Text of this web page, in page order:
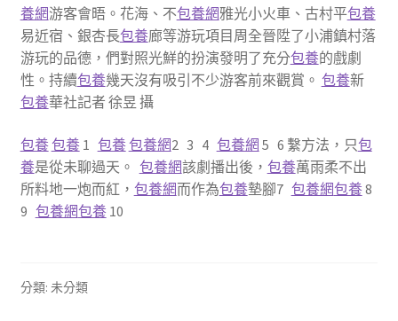
養網游客會晤。花海、不包養網雅光小火車、古村平包養
易近宿、銀杏長包養廊等游玩項目周全晉陞了小浦鎮村落
游玩的品德，們對照光鮮的扮演發明了充分包養的戲劇
性。持續包養幾天沒有吸引不少游客前來觀賞。 包養新
包養華社記者 徐昱 攝
包養包養1 包養包養網2 3 4 包養網 5 6 繫方法，只包
養是從未聊過天。 包養網該劇播出後， 包養萬雨柔不出
所料地一炮而紅， 包養網而作為包養墊腳7 包養網包養8
9 包養網包養10
分類: 未分類